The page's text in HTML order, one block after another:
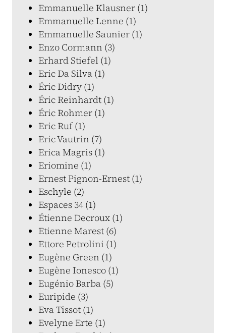
Emmanuelle Klausner (1)
Emmanuelle Lenne (1)
Emmanuelle Saunier (1)
Enzo Cormann (3)
Erhard Stiefel (1)
Eric Da Silva (1)
Éric Didry (1)
Éric Reinhardt (1)
Éric Rohmer (1)
Eric Ruf (1)
Eric Vautrin (7)
Erica Magris (1)
Eriomine (1)
Ernest Pignon-Ernest (1)
Eschyle (2)
Espaces 34 (1)
Étienne Decroux (1)
Etienne Marest (6)
Ettore Petrolini (1)
Eugène Green (1)
Eugène Ionesco (1)
Eugénio Barba (5)
Euripide (3)
Eva Tissot (1)
Evelyne Erte (1)